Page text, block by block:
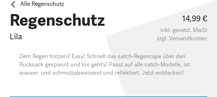
Alle Regenschutz
Regenschutz
Lila
14,99 €
inkl. gesetzl. MwSt
zzgl. Versandkosten
Dem Regen trotzen? Easy! Schnell das satch-Regencape über den
Rucksack gespannt und los geht's! Passt auf alle satch-Modelle, ist
wasser- und schmutzabweisend und reflektiert. Jetzt entdecken!